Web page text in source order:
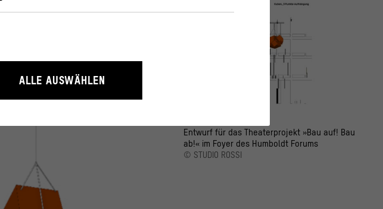
Entwurf für das Theaterprojekt »Bau auf! Bau
ab!« im Foyer des Humboldt Forums
© STUDIO ROSSI
sie grundlegende Funktionen wie die Navigation und
indem Informationen über ihr Verhalten anonym
ALLE AUSWÄHLEN